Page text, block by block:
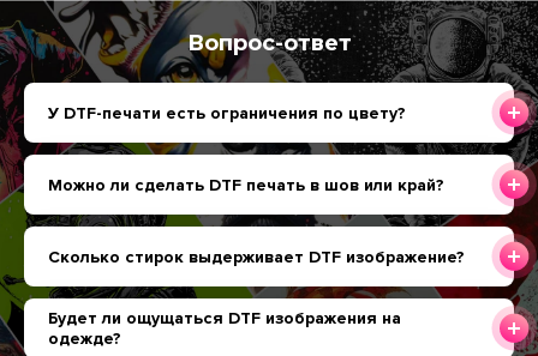
Вопрос-ответ
У DTF-печати есть ограничения по цвету?
Можно ли сделать DTF печать в шов или край?
Сколько стирок выдерживает DTF изображение?
Будет ли ощущаться DTF изображения на
одежде?